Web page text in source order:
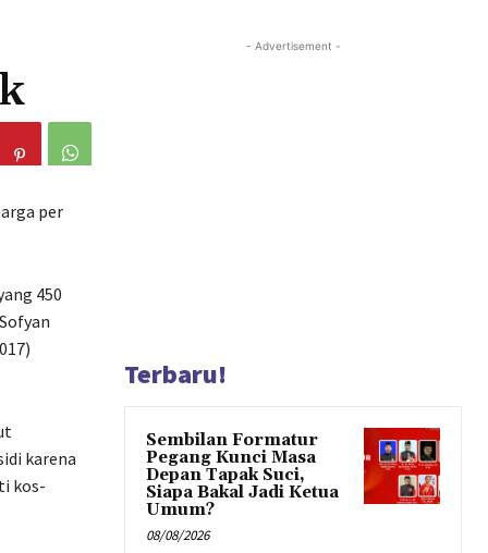
per
450
karena
kos-
- Advertisement -
Terbaru!
Sembilan Formatur
Pegang Kunci Masa
Depan Tapak Suci,
Siapa Bakal Jadi Ketua
Umum?
08/08/2026